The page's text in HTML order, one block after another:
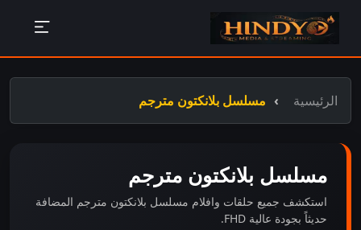
الرئيسية مسلسل بلانكتون مترجم
مسلسل بلانكتون مترجم
استكشف جميع حلقات وافلام مسلسل بلانكتون مترجم المضافة
حديثاً بجودة عالية FHD.